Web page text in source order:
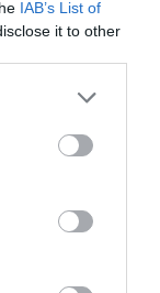
IAB’s List of
it to other
more Google
may click to
party tags to
below Google